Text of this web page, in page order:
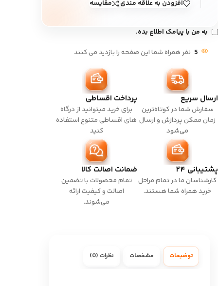
افزودن به علاقه مندی مقایسه
به من با پیامک اطلاع بده.
5 نفر همراه شما این صفحه را بازدید می کنند
ارسال سریع
سفارش شما در کوتاه‌ترین
زمان ممکن پردازش و ارسال
می‌شود
پرداخت اقساطی
برای خرید میتوانید از درگاه
های اقساطی متنوع استفاده
کنید
پشتیبانی ۲۴
کارشناسان ما در تمام مراحل
خرید همراه شما هستند.
ضمانت اصالت کالا
تمام محصولات با تضمین
اصالت و کیفیت ارائه
می‌شوند.
توضیحات مشخصات نظرات (0)